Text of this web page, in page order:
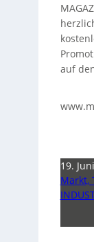
auf
19.
Markt,